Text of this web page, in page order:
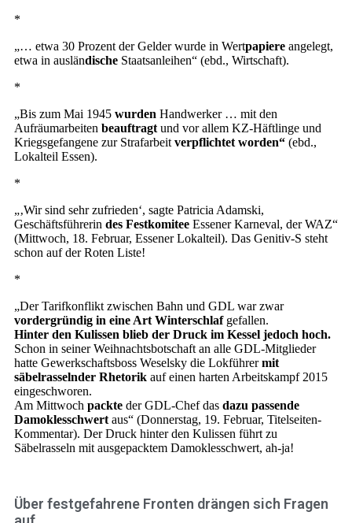
*
„… etwa 30 Prozent der Gelder wurde in Wertpapiere angelegt,
etwa in ausländische Staatsanleihen“ (ebd., Wirtschaft).
*
„Bis zum Mai 1945 wurden Handwerker … mit den
Aufräumarbeiten beauftragt und vor allem KZ-Häftlinge und
Kriegsgefangene zur Strafarbeit verpflichtet worden“ (ebd.,
Lokalteil Essen).
*
„‚Wir sind sehr zufrieden‘, sagte Patricia Adamski,
Geschäftsführerin des Festkomitee Essener Karneval, der WAZ“
(Mittwoch, 18. Februar, Essener Lokalteil). Das Genitiv-S steht
schon auf der Roten Liste!
*
„Der Tarifkonflikt zwischen Bahn und GDL war zwar
vordergründig in eine Art Winterschlaf gefallen.
Hinter den Kulissen blieb der Druck im Kessel jedoch hoch.
Schon in seiner Weihnachtsbotschaft an alle GDL-Mitglieder
hatte Gewerkschaftsboss Weselsky die Lokführermit
säbelrasselnder Rhetorik auf einen harten Arbeitskampf 2015
eingeschworen.
Am Mittwoch packte der GDL-Chef das dazu passende
Damoklesschwert aus“ (Donnerstag, 19. Februar, Titelseiten-
Kommentar). Der Druck hinter den Kulissen führt zu
Säbelrasseln mit ausgepacktem Damoklesschwert, ah-ja!
Über festgefahrene Fronten drängen sich Fragen